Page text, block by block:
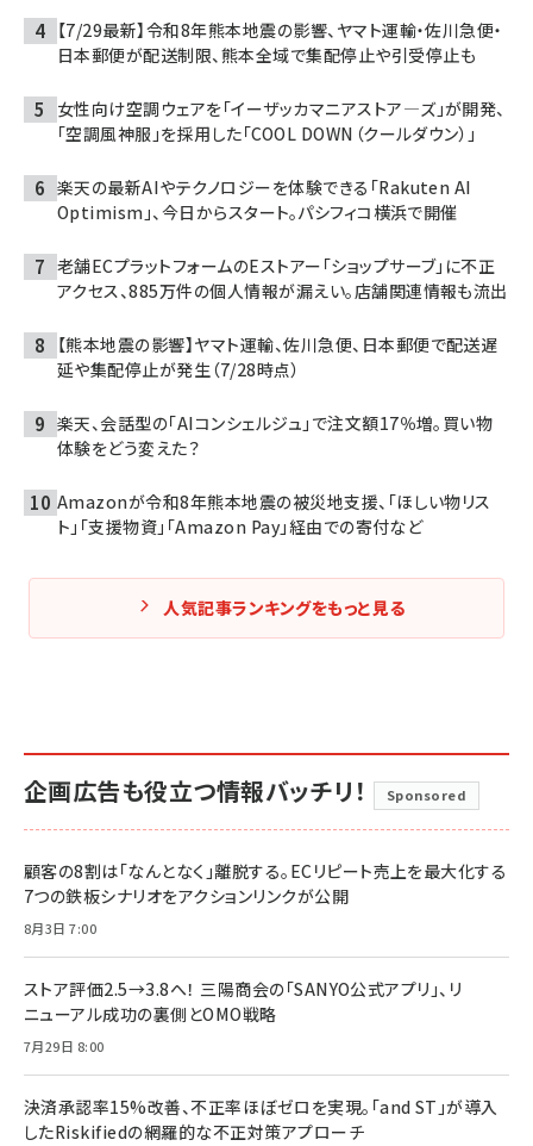
【7/29最新】令和8年熊本地震の影響、ヤマト運輸・佐川急便・
日本郵便が配送制限、熊本全域で集配停止や引受停止も
女性向け空調ウェアを「イーザッカマニアストア―ズ」が開発、
「空調風神服」を採用した「COOL DOWN（クールダウン）」
楽天の最新AIやテクノロジーを体験できる「Rakuten AI
Optimism」、今日からスタート。パシフィコ横浜で開催
老舗ECプラットフォームのEストアー「ショップサーブ」に不正
アクセス、885万件の個人情報が漏えい。店舗関連情報も流出
【熊本地震の影響】ヤマト運輸、佐川急便、日本郵便で配送遅
延や集配停止が発生（7/28時点）
楽天、会話型の「AIコンシェルジュ」で注文額17％増。買い物
体験をどう変えた？
Amazonが令和8年熊本地震の被災地支援、「ほしい物リス
ト」「支援物資」「Amazon Pay」経由での寄付など
人気記事ランキングをもっと見る
企画広告も役立つ情報バッチリ！ Sponsored
顧客の8割は「なんとなく」離脱する。ECリピート売上を最大化する
7つの鉄板シナリオをアクションリンクが公開
8月3日 7:00
ストア評価2.5→3.8へ！ 三陽商会の「SANYO公式アプリ」、リ
ニューアル成功の裏側とOMO戦略
7月29日 8:00
決済承認率15%改善、不正率ほぼゼロを実現。「and ST」が導入
したRiskifiedの網羅的な不正対策アプローチ